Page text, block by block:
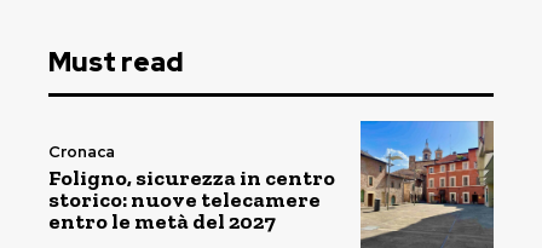
Must read
Cronaca
Foligno, sicurezza in centro
storico: nuove telecamere
entro le metà del 2027